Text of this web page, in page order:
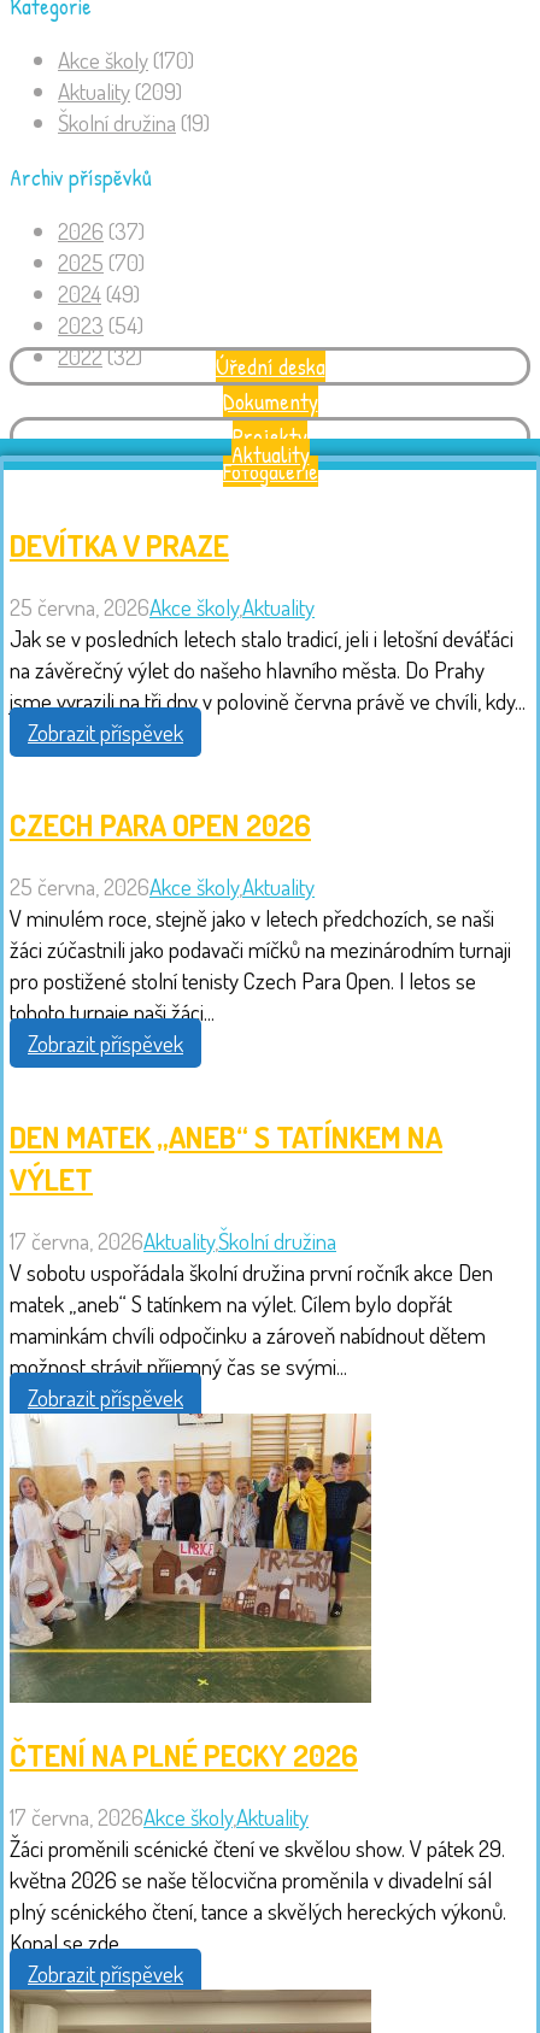
Akce školy (170)
Aktuality (209)
Školní družina (19)
Archiv příspěvků
2026 (37)
2025 (70)
2024 (49)
2023 (54)
2022(32)
Úřední deska
Dokumenty
Projekty
Fotogalerie
Aktuality
DEVÍTKA V PRAZE
25 června, 2026Akce školy,Aktuality
Jak se v posledních letech stalo tradicí, jeli i letošní deváťáci
na závěrečný výlet do našeho hlavního města. Do Prahy
jsme vyrazili na tři dny v polovině června právě ve chvíli, kdy...
Zobrazit příspěvek
CZECH PARA OPEN 2026
25 června, 2026Akce školy,Aktuality
V minulém roce, stejně jako v letech předchozích, se naši
žáci zúčastnili jako podavači míčků na mezinárodním turnaji
pro postižené stolní tenisty Czech Para Open. I letos se
tohoto turnaje naši žáci...
Zobrazit příspěvek
DEN MATEK „ANEB“ S TATÍNKEM NA
VÝLET
17 června, 2026Aktuality,Školní družina
V sobotu uspořádala školní družina první ročník akce Den
matek „aneb“ S tatínkem na výlet. Cílem bylo dopřát
maminkám chvíli odpočinku a zároveň nabídnout dětem
možnost strávit příjemný čas se svými...
Zobrazit příspěvek
ČTENÍ NA PLNÉ PECKY 2026
17 června, 2026Akce školy,Aktuality
Žáci proměnili scénické čtení ve skvělou show. V pátek 29.
května 2026 se naše tělocvična proměnila v divadelní sál
plný scénického čtení, tance a skvělých hereckých výkonů.
Konal se zde...
Zobrazit příspěvek